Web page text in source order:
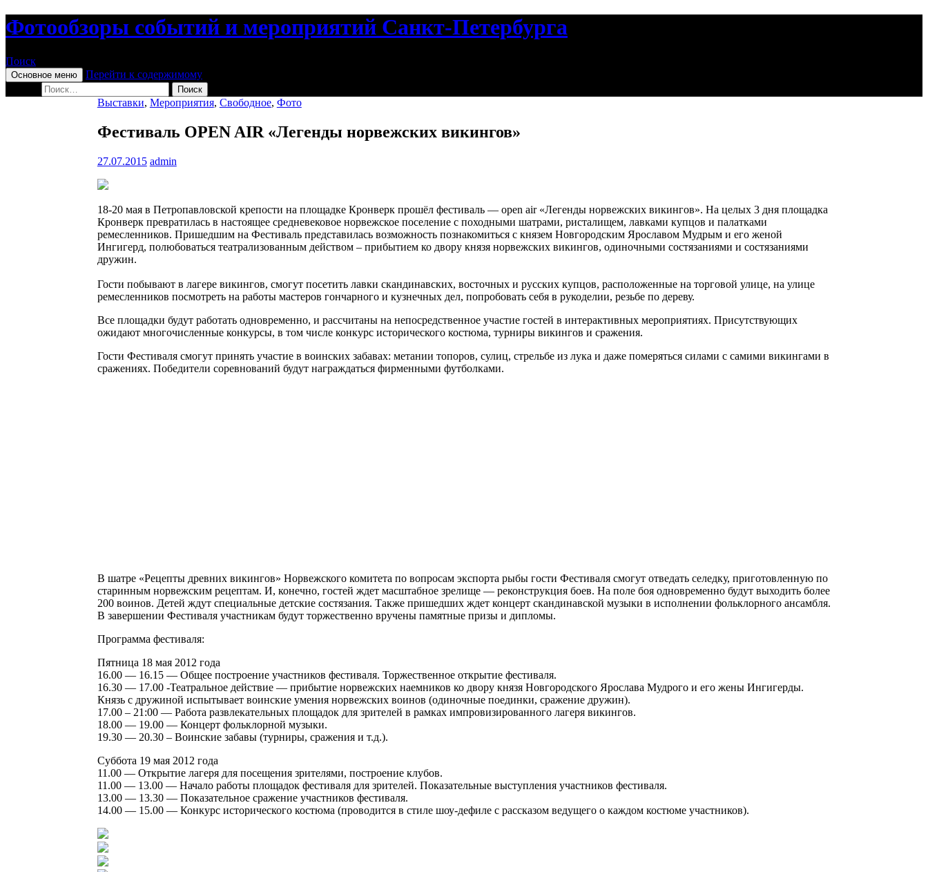
Фотообзоры событий и мероприятий Санкт-Петербурга
Поиск
Основное меню
Перейти к содержимому
Выставки, Мероприятия, Свободное, Фото
Фестиваль OPEN AIR «Легенды норвежских викингов»
27.07.2015 admin
18-20 мая в Петропавловской крепости на площадке Кронверк прошёл фестиваль — оpen air «Легенды норвежских викингов». На целых 3 дня площадка
Кронверк превратилась в настоящее средневековое норвежское поселение с походными шатрами, ристалищем, лавками купцов и палатками
ремесленников. Пришедшим на Фестиваль представилась возможность познакомиться с князем Новгородским Ярославом Мудрым и его женой
Ингигерд, полюбоваться театрализованным действом – прибытием ко двору князя норвежских викингов, одиночными состязаниями и состязаниями
дружин.
Гости побывают в лагере викингов, смогут посетить лавки скандинавских, восточных и русских купцов, расположенные на торговой улице, на улице
ремесленников посмотреть на работы мастеров гончарного и кузнечных дел, попробовать себя в рукоделии, резьбе по дереву.
Все площадки будут работать одновременно, и рассчитаны на непосредственное участие гостей в интерактивных мероприятиях. Присутствующих
ожидают многочисленные конкурсы, в том числе конкурс исторического костюма, турниры викингов и сражения.
Гости Фестиваля смогут принять участие в воинских забавах: метании топоров, сулиц, стрельбе из лука и даже померяться силами с самими викингами в
сражениях. Победители соревнований будут награждаться фирменными футболками.
В шатре «Рецепты древних викингов» Норвежского комитета по вопросам экспорта рыбы гости Фестиваля смогут отведать селедку, приготовленную по
старинным норвежским рецептам. И, конечно, гостей ждет масштабное зрелище — реконструкция боев. На поле боя одновременно будут выходить более
200 воинов. Детей ждут специальные детские состязания. Также пришедших ждет концерт скандинавской музыки в исполнении фольклорного ансамбля.
В завершении Фестиваля участникам будут торжественно вручены памятные призы и дипломы.
Программа фестиваля:
Пятница 18 мая 2012 года
16.00 — 16.15 — Общее построение участников фестиваля. Торжественное открытие фестиваля.
16.30 — 17.00 -Театральное действие — прибытие норвежских наемников ко двору князя Новгородского Ярослава Мудрого и его жены Ингигерды.
Князь с дружиной испытывает воинские умения норвежских воинов (одиночные поединки, сражение дружин).
17.00 – 21:00 — Работа развлекательных площадок для зрителей в рамках импровизированного лагеря викингов.
18.00 — 19.00 — Концерт фольклорной музыки.
19.30 — 20.30 – Воинские забавы (турниры, сражения и т.д.).
Суббота 19 мая 2012 года
11.00 — Открытие лагеря для посещения зрителями, построение клубов.
11.00 — 13.00 — Начало работы площадок фестиваля для зрителей. Показательные выступления участников фестиваля.
13.00 — 13.30 — Показательное сражение участников фестиваля.
14.00 — 15.00 — Конкурс исторического костюма (проводится в стиле шоу-дефиле с рассказом ведущего о каждом костюме участников).